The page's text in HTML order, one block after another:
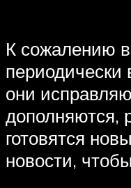
К сожалению в
периодически
они
дополняются,
готовятся
новости,